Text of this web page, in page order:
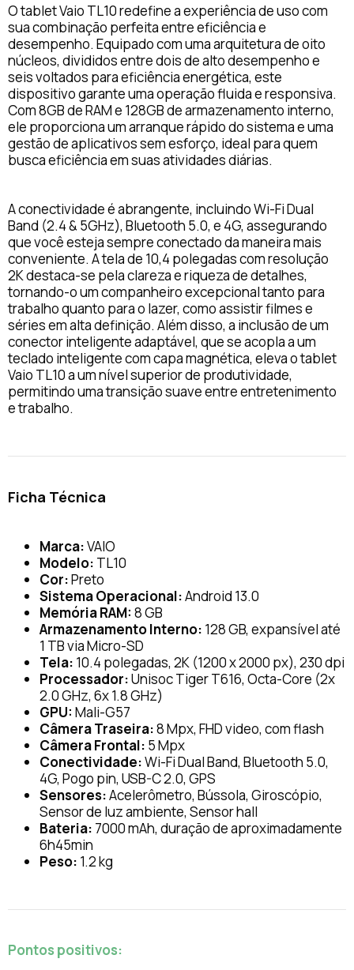
O tablet Vaio TL10 redefine a experiência de uso com
sua combinação perfeita entre eficiência e
desempenho. Equipado com uma arquitetura de oito
núcleos, divididos entre dois de alto desempenho e
seis voltados para eficiência energética, este
dispositivo garante uma operação fluida e responsiva.
Com 8GB de RAM e 128GB de armazenamento interno,
ele proporciona um arranque rápido do sistema e uma
gestão de aplicativos sem esforço, ideal para quem
busca eficiência em suas atividades diárias.
A conectividade é abrangente, incluindo Wi-Fi Dual
Band (2.4 & 5GHz), Bluetooth 5.0, e 4G, assegurando
que você esteja sempre conectado da maneira mais
conveniente. A tela de 10,4 polegadas com resolução
2K destaca-se pela clareza e riqueza de detalhes,
tornando-o um companheiro excepcional tanto para
trabalho quanto para o lazer, como assistir filmes e
séries em alta definição. Além disso, a inclusão de um
conector inteligente adaptável, que se acopla a um
teclado inteligente com capa magnética, eleva o tablet
Vaio TL10 a um nível superior de produtividade,
permitindo uma transição suave entre entretenimento
e trabalho.
Ficha Técnica
Marca:VAIO
Modelo: TL10
Cor:Preto
Sistema Operacional:Android 13.0
Memória RAM: 8 GB
Armazenamento Interno: 128 GB, expansível até
1 TB via Micro-SD
Tela: 10.4 polegadas, 2K (1200 x 2000 px), 230 dpi
Processador:Unisoc Tiger T616, Octa-Core (2x
2.0 GHz, 6x 1.8 GHz)
GPU: Mali-G57
Câmera Traseira:8 Mpx, FHD video, com flash
Câmera Frontal: 5 Mpx
Conectividade:Wi-Fi Dual Band, Bluetooth 5.0,
4G, Pogo pin, USB-C 2.0, GPS
Sensores:Acelerômetro, Bússola, Giroscópio,
Sensor de luz ambiente, Sensor hall
Bateria: 7000 mAh, duração de aproximadamente
6h45min
Peso: 1.2 kg
Pontos positivos: